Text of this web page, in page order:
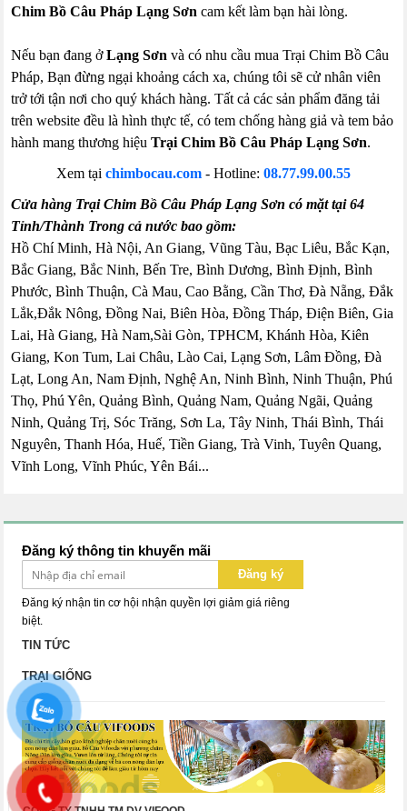
Chim Bồ Câu Pháp Lạng Sơn cam kết làm bạn hài lòng.
Nếu bạn đang ởLạng Sơn và có nhu cầu mua Trại Chim Bồ Câu
Pháp, Bạn đừng ngại khoảng cách xa, chúng tôi sẽ cử nhân viên
trở tới tận nơi cho quý khách hàng. Tất cả các sản phẩm đăng tải
trên website đều là hình thực tế, có tem chống hàng giả và tem bảo
hành mang thương hiệuTrại Chim Bồ Câu Pháp Lạng Sơn.
Xem tại chimbocau.com - Hotline: 08.77.99.00.55
Cửa hàng Trại Chim Bồ Câu Pháp Lạng Sơn có mặt tại 64
Tỉnh/Thành Trong cả nước bao gồm:
Hồ Chí Minh, Hà Nội, An Giang, Vũng Tàu, Bạc Liêu, Bắc Kạn,
Bắc Giang, Bắc Ninh, Bến Tre, Bình Dương, Bình Định, Bình
Phước, Bình Thuận, Cà Mau, Cao Bằng, Cần Thơ, Đà Nẵng, Đắk
Lắk,Đắk Nông, Đồng Nai, Biên Hòa, Đồng Tháp, Điện Biên, Gia
Lai, Hà Giang, Hà Nam,Sài Gòn, TPHCM, Khánh Hòa, Kiên
Giang, Kon Tum, Lai Châu, Lào Cai, Lạng Sơn, Lâm Đồng, Đà
Lạt, Long An, Nam Định, Nghệ An, Ninh Bình, Ninh Thuận, Phú
Thọ, Phú Yên, Quảng Bình, Quảng Nam, Quảng Ngãi, Quảng
Ninh, Quảng Trị, Sóc Trăng, Sơn La, Tây Ninh, Thái Bình, Thái
Nguyên, Thanh Hóa, Huế, Tiền Giang, Trà Vinh, Tuyên Quang,
Vĩnh Long, Vĩnh Phúc, Yên Bái...
Đăng ký thông tin khuyến mãi
Đăng ký
Đăng ký nhận tin cơ hội nhận quyền lợi giảm giá riêng
biệt.
TIN TỨC
TRẠI GIỐNG